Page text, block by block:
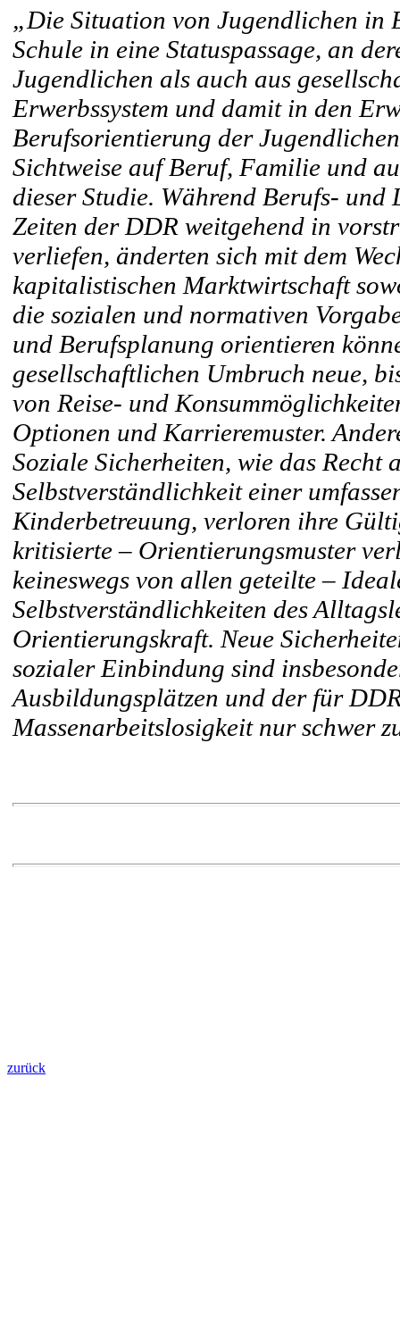
„Die Situation von Jugendlichen in
Schule in eine Statuspassage, an
Jugendlichen als auch aus
Erwerbssystem und damit in den
Berufsorientierung der
Sichtweise auf Beruf, Familie und
dieser Studie. Während Berufs-
Zeiten der DDR weitgehend in
verliefen, änderten sich mit dem
kapitalistischen Marktwirtschaft
die sozialen und normativen
und Berufsplanung orientieren
gesellschaftlichen Umbruch neue,
von Reise- und
Optionen und Karrieremuster.
Soziale Sicherheiten, wie das
Selbstverständlichkeit einer
Kinderbetreuung, verloren ihre
kritisierte – Orientierungsmuster
keineswegs von allen geteilte –
Selbstverständlichkeiten des
Orientierungskraft. Neue
sozialer Einbindung sind
Ausbildungsplätzen und der für
Massenarbeitslosigkeit nur schwer
zurück